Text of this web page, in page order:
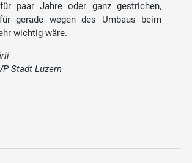
paar Jahre oder ganz gestrichen,
gerade wegen des Umbaus beim
wichtig wäre.
Stadt Luzern